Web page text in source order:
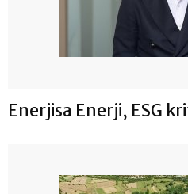
Enerjisa Enerji, ESG